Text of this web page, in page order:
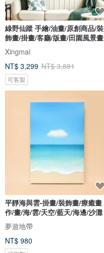
綠野仙蹤 手繪/油畫/原創商品/裝
飾畫/掛畫/客廳/版畫/田園風景畫
Xingmai
NT$ 3,299 NT$ 3,881
可客製
平靜海與雲-掛畫/裝飾畫/療癒畫
作/畫/海/雲/天空/藍天/海邊/沙灘
夢遊地帶
NT$ 980